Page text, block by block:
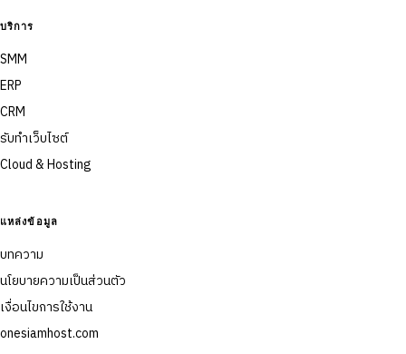
บริการ
SMM
ERP
CRM
รับทำเว็บไซต์
Cloud & Hosting
แหล่งข้อมูล
บทความ
นโยบายความเป็นส่วนตัว
เงื่อนไขการใช้งาน
onesiamhost.com